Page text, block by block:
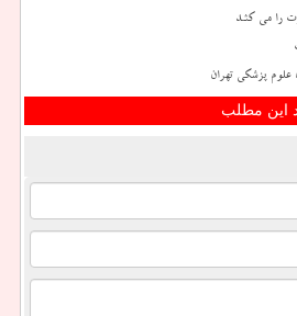
را می کشد
علوم پزشکی تهران
این مطلب